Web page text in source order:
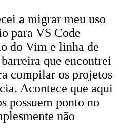
a migrar meu uso
para VS Code
do Vim e linha de
que encontrei
compilar os projetos
Acontece que aqui
possuem ponto no
não